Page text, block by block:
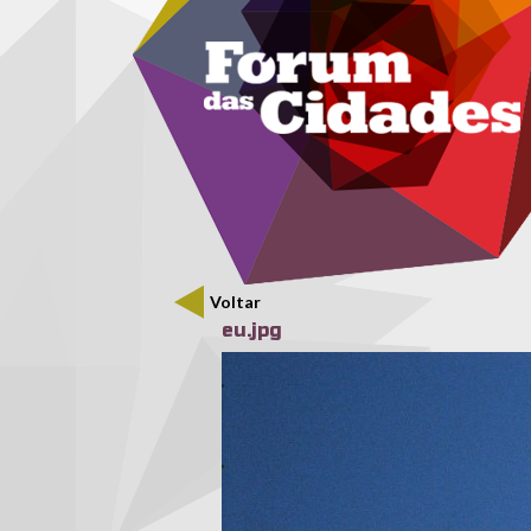
Passar para o conteúdo principalMenu secundário
Voltar
eu.jpg